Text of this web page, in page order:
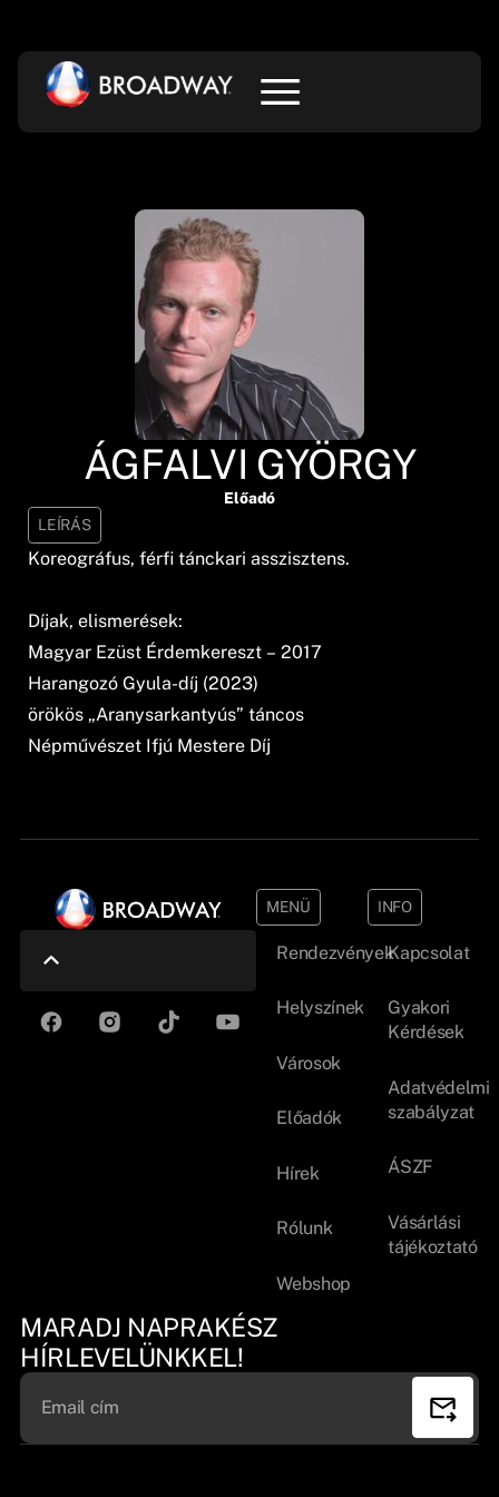
ÁGFALVI GYÖRGY
Előadó
LEÍRÁS
Koreográfus, férfi tánckari asszisztens.
Díjak, elismerések:
Magyar Ezüst Érdemkereszt – 2017
Harangozó Gyula-díj (2023)
örökös „Aranysarkantyús” táncos
Népművészet Ifjú Mestere Díj
MENÜ
Rendezvények
Helyszínek
Városok
Előadók
Hírek
Rólunk
Webshop
INFO
Kapcsolat
Gyakori
Kérdések
Adatvédelmi
szabályzat
ÁSZF
Vásárlási
tájékoztató
MARADJ NAPRAKÉSZ
HÍRLEVELÜNKKEL!